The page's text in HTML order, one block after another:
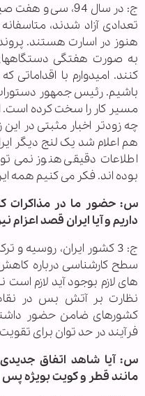
ج: در سال 94، سی
هنوز در اسارت هستند.
به صورت هفتگی
کنند. امیدوارم با اقداماتی
باشیم. رئیس جمهور دستورات
مسیر کار را سخت کرده است.
چه زودتر اخبار مثبتی در
هم اعلام شد یک لنج دیگر
اطلاعات دقیقی هنوز نمی
بوده اند. فکر می کنیم همه
س: حضور ما در
داریم و آیا ایران قصد اعزام
ج: 3 کشور ایران، روسیه و
سطح کارشناسی درباره
های لازم بوجود آید لازم
نظارت بر آتش بس در
کشورهای ضامن حضور
فرآیند در حد توان برای
س: آیا شاهد اتفاق جدیدی
مانند قطر و کویت بویژه